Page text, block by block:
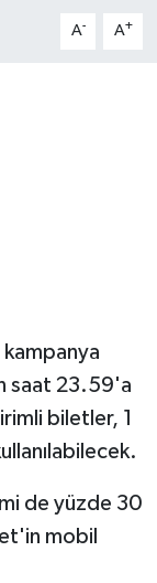
A- A+
kampanya
saat 23.59'a
biletler, 1
de yüzde 30
mobil